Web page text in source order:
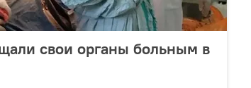
свои органы больным в